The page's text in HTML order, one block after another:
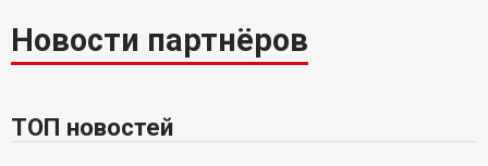
Новости партнёров
ТОП новостей